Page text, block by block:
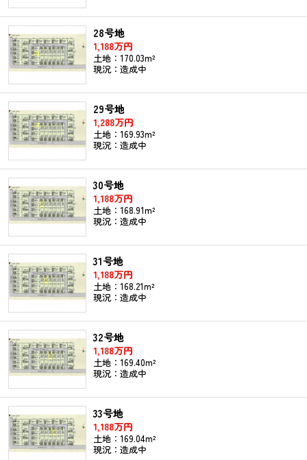
28号地
1,188万円
土地：170.03m²
現況：造成中
29号地
1,288万円
土地：169.93m²
現況：造成中
30号地
1,188万円
土地：168.91m²
現況：造成中
31号地
1,188万円
土地：168.21m²
現況：造成中
32号地
1,188万円
土地：169.40m²
現況：造成中
33号地
1,188万円
土地：169.04m²
現況：造成中